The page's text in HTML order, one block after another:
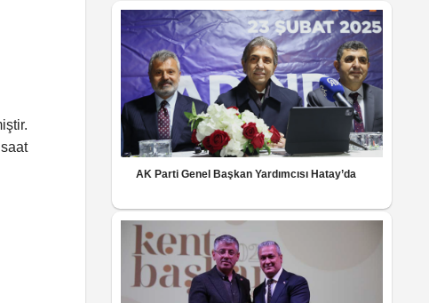
AK Parti Genel Başkan Yardımcısı Hatay’da